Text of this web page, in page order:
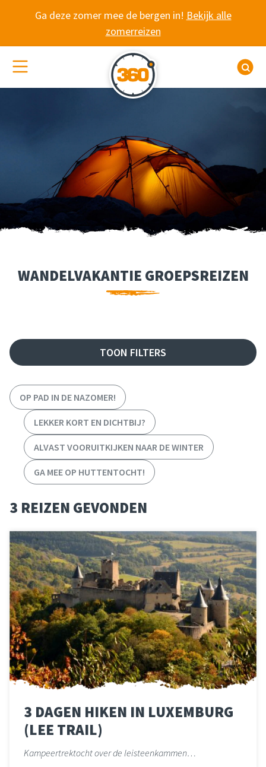
Ga deze zomer mee de bergen in! Bekijk alle
zomerreizen
(De)activeer site navigatie
WANDELVAKANTIE
WANDELVAKANTIE GROEPSREIZEN
TOON FILTERS
OP PAD IN DE NAZOMER!
LEKKER KORT EN DICHTBIJ?
ALVAST VOORUITKIJKEN NAAR DE WINTER
GA MEE OP HUTTENTOCHT!
3 REIZEN GEVONDEN
3 DAGEN HIKEN IN LUXEMBURG
(LEE TRAIL)
Kampeertrektocht over de leisteenkammen…